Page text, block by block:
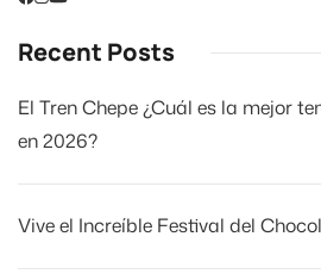
Recent Posts
El Tren Chepe ¿Cuál es la mejor
en 2026?
Vive el Increíble Festival del